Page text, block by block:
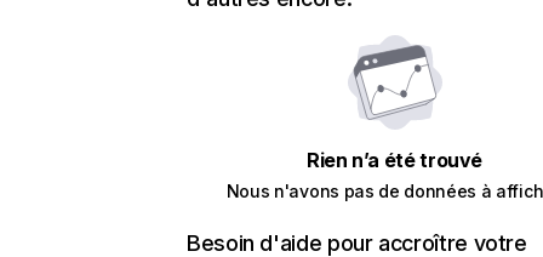
Rien n’a été trouvé
Nous n'avons pas de données à
Besoin d'aide pour accroître votre